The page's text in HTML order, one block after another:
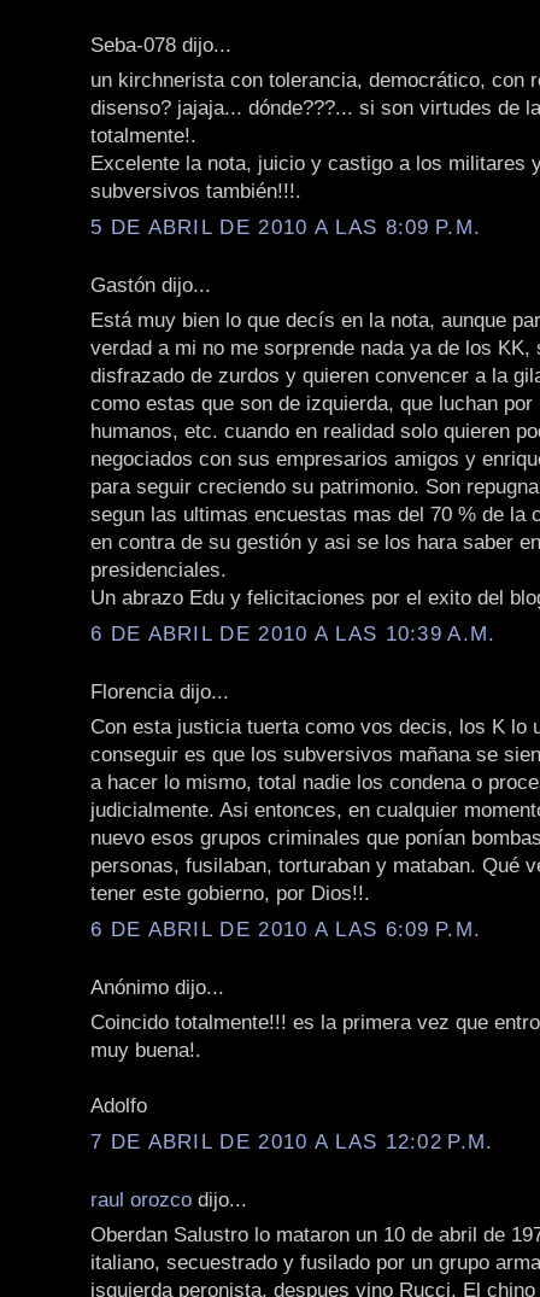
Seba-078 dijo...
un kirchnerista con tolerancia, democrático, con
disenso? jajaja... dónde???... si son virtudes de
totalmente!.
Excelente la nota, juicio y castigo a los militares
subversivos también!!!.
5 DE ABRIL DE 2010 A LAS 8:09 P.M.
Gastón dijo...
Está muy bien lo que decís en la nota, aunque
verdad a mi no me sorprende nada ya de los KK,
disfrazado de zurdos y quieren convencer a la
como estas que son de izquierda, que luchan
humanos, etc. cuando en realidad solo quieren
negociados con sus empresarios amigos y
para seguir creciendo su patrimonio. Son
segun las ultimas encuestas mas del 70 % de la
en contra de su gestión y asi se los hara saber
presidenciales.
Un abrazo Edu y felicitaciones por el exito del
6 DE ABRIL DE 2010 A LAS 10:39 A.M.
Florencia dijo...
Con esta justicia tuerta como vos decis, los K lo
conseguir es que los subversivos mañana se
a hacer lo mismo, total nadie los condena o
judicialmente. Asi entonces, en cualquier
nuevo esos grupos criminales que ponían
personas, fusilaban, torturaban y mataban. Qué
tener este gobierno, por Dios!!.
6 DE ABRIL DE 2010 A LAS 6:09 P.M.
Anónimo dijo...
Coincido totalmente!!! es la primera vez que
muy buena!.
Adolfo
7 DE ABRIL DE 2010 A LAS 12:02 P.M.
raul orozco dijo...
Oberdan Salustro lo mataron un 10 de abril de
italiano, secuestrado y fusilado por un grupo
isquierda peronista, despues vino Rucci, El